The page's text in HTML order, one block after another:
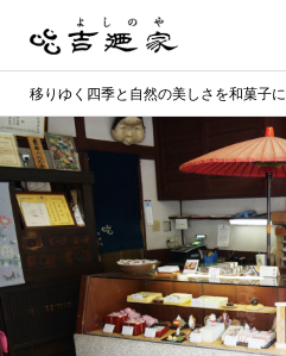
移りゆく四季と自然の美しさを和菓子に